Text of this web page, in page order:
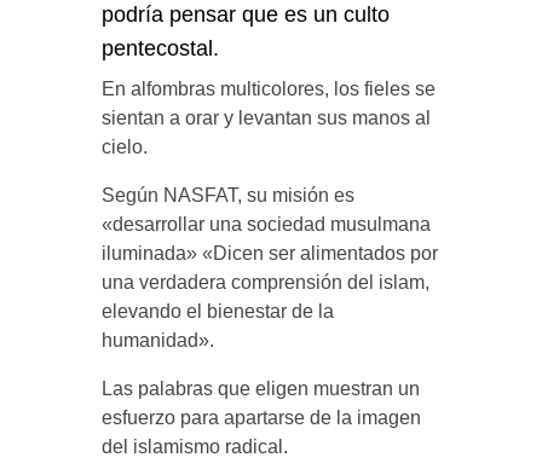
podría pensar que es un culto
pentecostal.
En alfombras multicolores, los fieles se
sientan a orar y levantan sus manos al
cielo.
Según NASFAT, su misión es
«desarrollar una sociedad musulmana
iluminada» «Dicen ser alimentados por
una verdadera comprensión del islam,
elevando el bienestar de la
humanidad».
Las palabras que eligen muestran un
esfuerzo para apartarse de la imagen
del islamismo radical.